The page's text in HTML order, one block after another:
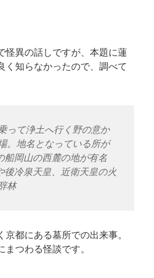
怪異の話しですが、本題に蓮
く知らなかったので、調べて
って浄土へ行く野の意か
。地名となっている所が
船岡山の西麓の地が有名
後冷泉天皇、近衛天皇の火
林
京都にある墓所での出来事。
つわる怪談です。